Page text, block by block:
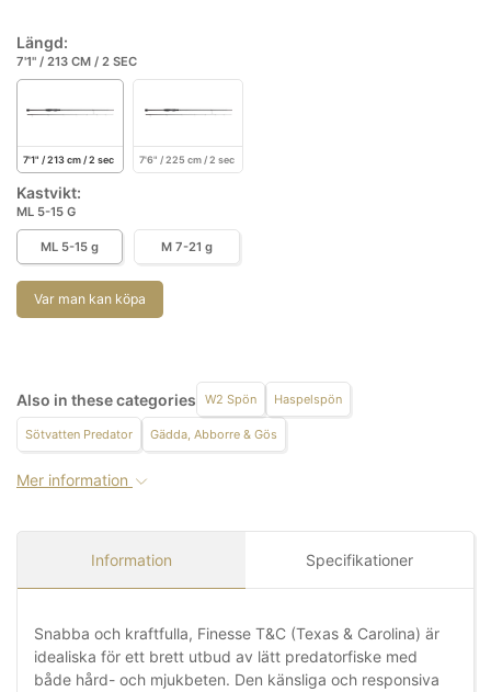
Längd:
7'1" / 213 CM / 2 SEC
7'1" / 213 cm / 2 sec 7'6" / 225 cm / 2 sec
Kastvikt:
ML 5-15 G
ML 5-15 g M 7-21 g
Var man kan köpa
Also in these categories W2 Spön Haspelspön
Sötvatten Predator Gädda, Abborre & Gös
Mer information
Information Specifikationer
Snabba och kraftfulla, Finesse T&C (Texas & Carolina) är
idealiska för ett brett utbud av lätt predatorfiske med
både hård- och mjukbeten. Den känsliga och responsiva